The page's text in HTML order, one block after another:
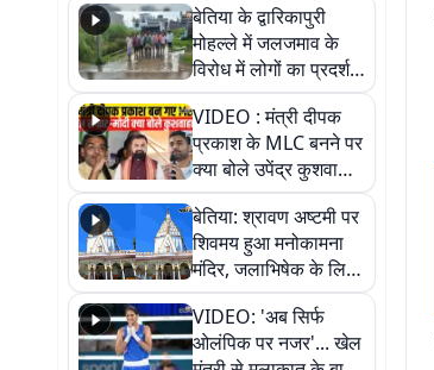
बेतिया के द्वारिकापुरी
मोहल्ले में जलजमाव के
विरोध में लोगों का प्रदर्शन,
स्थायी समाधान की मांग
VIDEO : मंत्री दीपक
प्रकाश के MLC बनने पर
क्या बोले उपेंद्र कुशवाहा,
सुनिए
बेतिया: श्रावण अष्टमी पर
शिवमय हुआ मनोकामना
मंदिर, जलाभिषेक के लिए
लगी लंबी कतारें
VIDEO: 'अब सिर्फ
ओलंपिक पर नजर'... खेल